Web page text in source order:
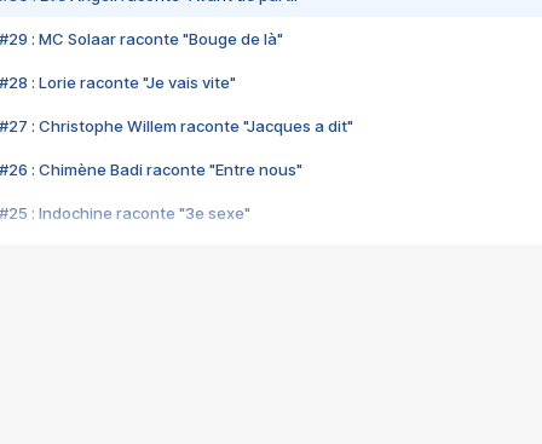
#29 : MC Solaar raconte "Bouge de là"
#28 : Lorie raconte "Je vais vite"
#27 : Christophe Willem raconte "Jacques a dit"
#26 : Chimène Badi raconte "Entre nous"
#25 : Indochine raconte "3e sexe"